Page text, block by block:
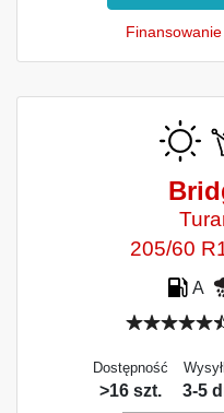
205/60
A
Dostępność
>16 szt. 3-5